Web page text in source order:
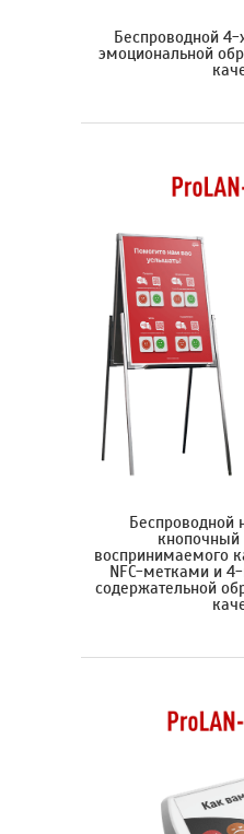
Беспроводной 4-
эмоциональной
Беспроводной
кнопочный
воспринимаемого
NFC-метками и
содержательной